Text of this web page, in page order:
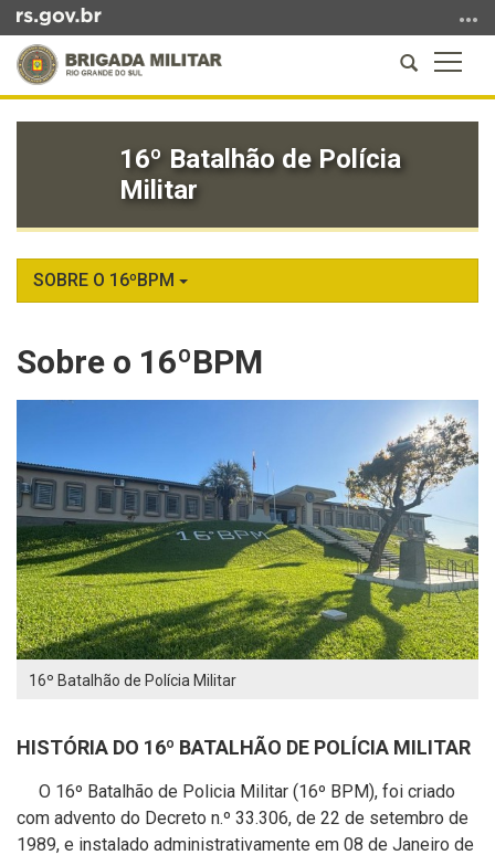
para
conteúdo
busca
a
Abrir
a
busca
16º Batalhão de Polícia
Militar
SOBRE O 16ºBPM
Sobre o 16ºBPM
16º Batalhão de Polícia Militar
HISTÓRIA DO 16º BATALHÃO DE POLÍCIA MILITAR
O 16º Batalhão de Policia Militar (16º BPM), foi criado
com advento do Decreto n.º 33.306, de 22 de setembro de
1989, e instalado administrativamente em 08 de Janeiro de